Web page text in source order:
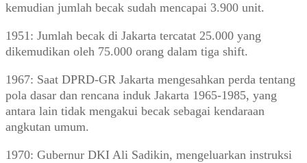
kemudian jumlah becak sudah mencapai 3.900 unit.
1951: Jumlah becak di Jakarta tercatat 25.000 yang
dikemudikan oleh 75.000 orang dalam tiga shift.
1967: Saat DPRD-GR Jakarta mengesahkan perda tentang
pola dasar dan rencana induk Jakarta 1965-1985, yang
antara lain tidak mengakui becak sebagai kendaraan
angkutan umum.
1970: Gubernur DKI Ali Sadikin, mengeluarkan instruksi